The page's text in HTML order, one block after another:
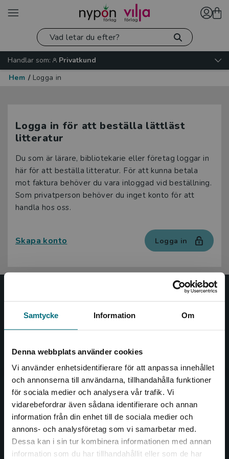
Samtycke Information Om
Denna webbplats använder cookies
Vi använder enhetsidentifierare för att anpassa innehållet
och annonserna till användarna, tillhandahålla funktioner
för sociala medier och analysera vår trafik. Vi
vidarebefordrar även sådana identifierare och annan
information från din enhet till de sociala medier och
annons- och analysföretag som vi samarbetar med.
Dessa kan i sin tur kombinera informationen med annan
information som du har tillhandahållit eller som de har
Begränsad fraktregion
Handlar som:
Privatkund
Hem / Logga in
Logga in för att beställa lättläst
litteratur
Du som är lärare, bibliotekarie eller företag loggar in
här för att beställa litteratur. För att kunna betala
mot faktura behöver du vara inloggad vid beställning.
Som privatperson behöver du inget konto för att
handla hos oss.
Skapa konto Logga in
Nypon och Vilja
såväl barn som vuxna.
Kontakta oss
Kontakta oss
046-31 20 00
Box 141